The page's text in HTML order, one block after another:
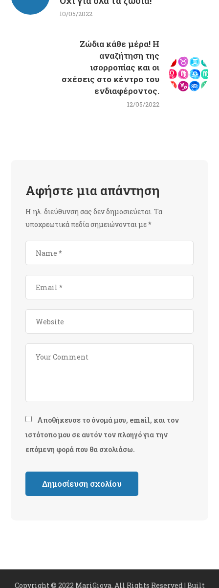
10/05/2022
Ζώδια κάθε μέρα! Η
αναζήτηση της
ισορροπίας και οι
σχέσεις στο κέντρο του
ενδιαφέροντος.
12/05/2022
Αφήστε μια απάντηση
Η ηλ. διεύθυνση σας δεν δημοσιεύεται. Τα
υποχρεωτικά πεδία σημειώνονται με*
Αποθήκευσε το όνομά μου, email, και τον
ιστότοπο μου σε αυτόν τον πλοηγό για την
επόμενη φορά που θα σχολιάσω.
Copyright © 2022 MariGiova. All Rights Reserved | Built